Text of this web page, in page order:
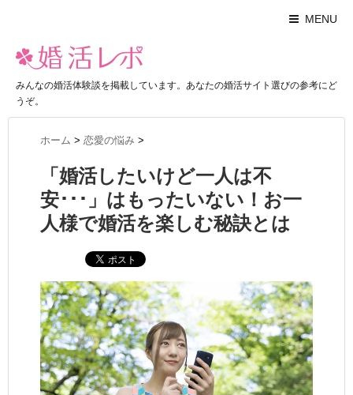
MENU
みんなの婚活体験談を掲載しています。あなたの婚活サイト選びの参考にど
うぞ。
ホーム > 恋愛の悩み >
「婚活したいけど一人は不
安･･･」はもったいない！お一
人様で婚活を楽しむ秘訣とは